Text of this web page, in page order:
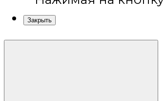
Закрыть